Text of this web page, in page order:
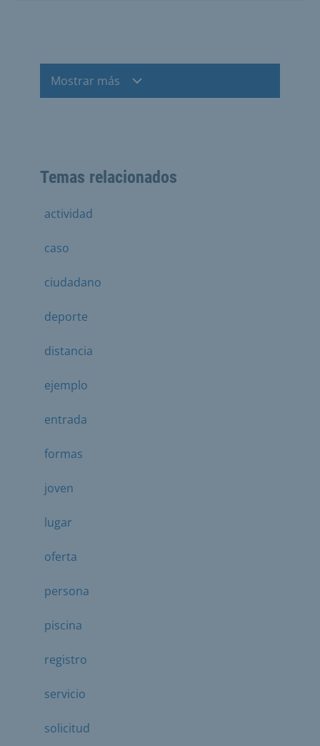
Mostrar más
Temas relacionados
actividad
caso
ciudadano
deporte
distancia
ejemplo
entrada
formas
joven
lugar
oferta
persona
piscina
registro
servicio
solicitud